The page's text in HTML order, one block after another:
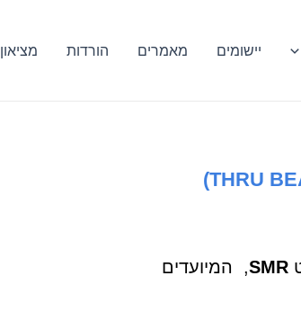
יישומים מאמרים הורדות מציאון
גשש פוטואלקטרי מסוג "קרן חוצה" (THRU BEAM)
SMR, המיועדים